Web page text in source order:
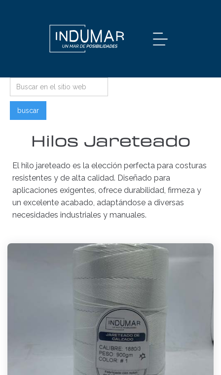
Hilos Jareteado
El hilo jareteado es la elección perfecta para costuras
resistentes y de alta calidad. Diseñado para
aplicaciones exigentes, ofrece durabilidad, firmeza y
un excelente acabado, adaptándose a diversas
necesidades industriales y manuales.